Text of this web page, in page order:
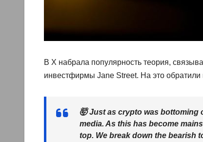
В X набрала популярность теория,
инвестфирмы Jane Street. На это
🤯 Just as crypto was bottoming
media. As this has become
top. We break down the bearish